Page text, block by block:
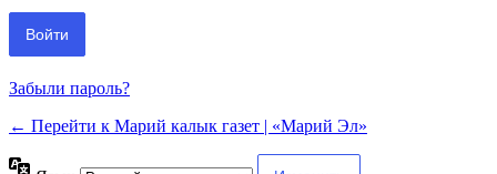
Забыли пароль?
← Перейти к Марий калык газет | «Марий Эл»